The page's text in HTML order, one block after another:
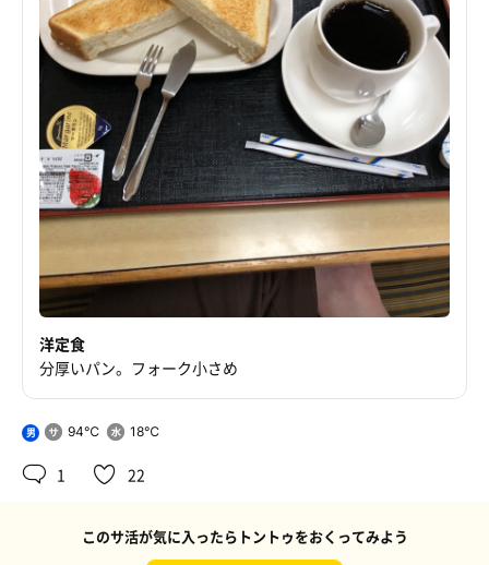
洋定食
分厚いパン。フォーク小さめ
男 94℃ 18℃
1 22
このサ活が気に入ったらトントゥをおくってみよう